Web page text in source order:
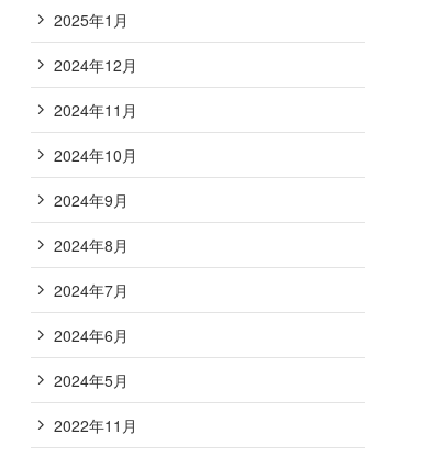
2025年1月
2024年12月
2024年11月
2024年10月
2024年9月
2024年8月
2024年7月
2024年6月
2024年5月
2022年11月